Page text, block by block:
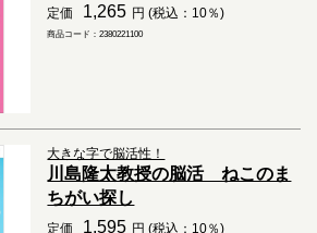
定価 1,265 円 (税込：10％)
商品コード：2380221100
大きな字で脳活性！
川島隆太教授の脳活 ねこのま
ちがい探し
定価 1,595 円 (税込：10％)